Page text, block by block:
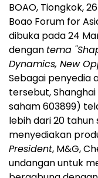
BOAO, Tiongkok,
Boao Forum for
dibuka pada 24
dengan tema
Dynamics, New
Sebagai penyedia
tersebut,
saham 603899)
lebih dari 20 tahun
menyediakan
President, M&G,
undangan untuk